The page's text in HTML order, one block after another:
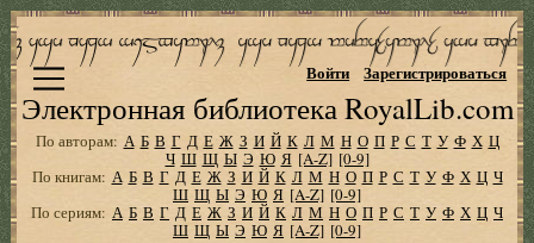
Электронная библиотека RoyalLib.com
Войти Зарегистрироваться
По авторам: А Б В Г Д Е Ж З И Й К Л М Н О П Р С Т У Ф Х Ц
Ч Ш Щ Ы Э Ю Я [A-Z] [0-9]
По книгам: А Б В Г Д Е Ж З И Й К Л М Н О П Р С Т У Ф Х Ц Ч
Ш Щ Ы Э Ю Я [A-Z] [0-9]
По сериям: А Б В Г Д Е Ж З И Й К Л М Н О П Р С Т У Ф Х Ц Ч
Ш Щ Ы Э Ю Я [A-Z] [0-9]